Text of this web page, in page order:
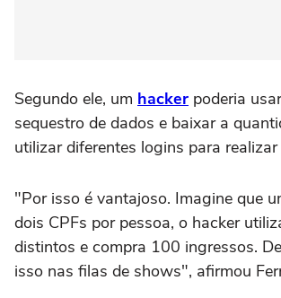
Segundo ele, um hacker poderia
sequestro de dados e baixar a
utilizar diferentes logins para
"Por isso é vantajoso. Imagine que
dois CPFs por pessoa, o hacker
distintos e compra 100 ingressos.
isso nas filas de shows", afirmou